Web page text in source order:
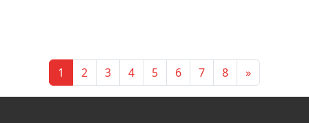
1 2 3 4 5 6 7 8 »